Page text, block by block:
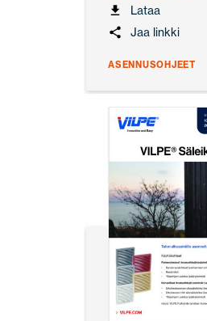
Lataa
Jaa linkki
ASENNUSOHJEET